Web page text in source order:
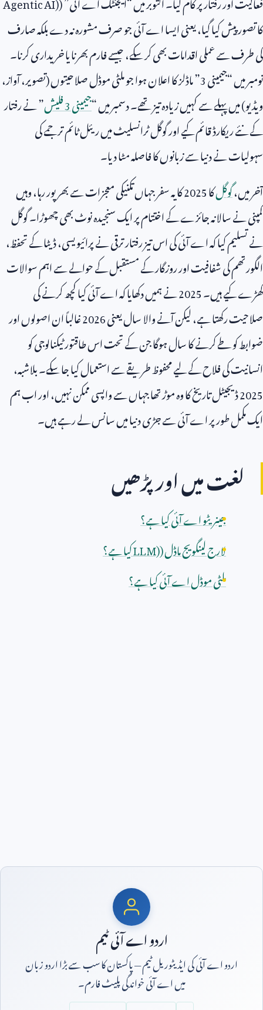
کا تصور پیش کیا گیا، یعنی ایسا اے آئی جو صرف مشورہ نہ دے بلکہ صارف
کی طرف سے عملی اقدامات بھی کر سکے، جیسے فارم بھرنا یا خریداری کرنا۔
نومبر میں “جیمینی3” ماڈلز کا اعلان ہوا جو ملٹی موڈل صلاحیتوں (تصویر، آواز،
ویڈیو) میں پہلے سے کہیں زیادہ تیز تھے۔ دسمبر میں “جیمینی3فلیش” نے رفتار
کے نئے ریکارڈ قائم کیے اور گوگل ٹرانسلیٹ میں ریئل ٹائم ترجمے کی
سہولیات نے دنیا سے زبانوں کا فاصلہ مٹا دیا۔
آخر میں،گوگلکا2025کا یہ سفر جہاں تکنیکی معجزات سے بھرپور رہا، وہیں
کمپنی نے سالانہ جائزے کے اختتام پر ایک سنجیدہ نوٹ بھی چھوڑا۔ گوگل
نے تسلیم کیا کہ اے آئی کی اس تیز رفتار ترقی نے پرائیویسی، ڈیٹا کے تحفظ،
الگورتھم کی شفافیت اور روزگار کے مستقبل کے حوالے سے اہم سوالات
کھڑے کیے ہیں۔2025نے ہمیں دکھایا کہ اے آئی کیا کچھ کرنے کی
صلاحیت رکھتا ہے، لیکن آنے والا سال یعنی2026غالباً ان اصولوں اور
ضوابط کو طے کرنے کا سال ہوگا جن کے تحت اس طاقتور ٹیکنالوجی کو
انسانیت کی فلاح کے لیے محفوظ طریقے سے استعمال کیا جا سکے۔ بلاشبہ،
2025ڈیجیٹل تاریخ کا وہ موڑ تھا جہاں سے واپسی ممکن نہیں، اور اب ہم
ایک مکمل طور پر اے آئی سے جڑی دنیا میں سانس لے رہے ہیں۔
لغت میں اور پڑھیں
جینریٹو اے آئی کیا ہے؟
لارج لینگویج ماڈل (LLM)کیا ہے؟
ملٹی موڈل اے آئی کیا ہے؟
اردو اے آئی ٹیم
اردو اے آئی کی ایڈیٹوریل ٹیم — پاکستان کا سب سے بڑا اردو زبان
میں اے آئی خواندگی پلیٹ فارم۔